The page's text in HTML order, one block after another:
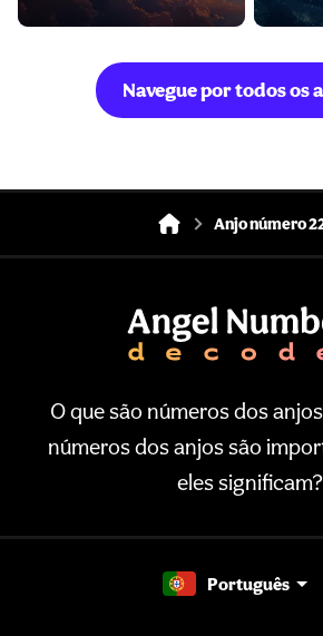
Navegue por todos os
Anjo número
O que são números dos
números dos anjos são
eles significam?
Português